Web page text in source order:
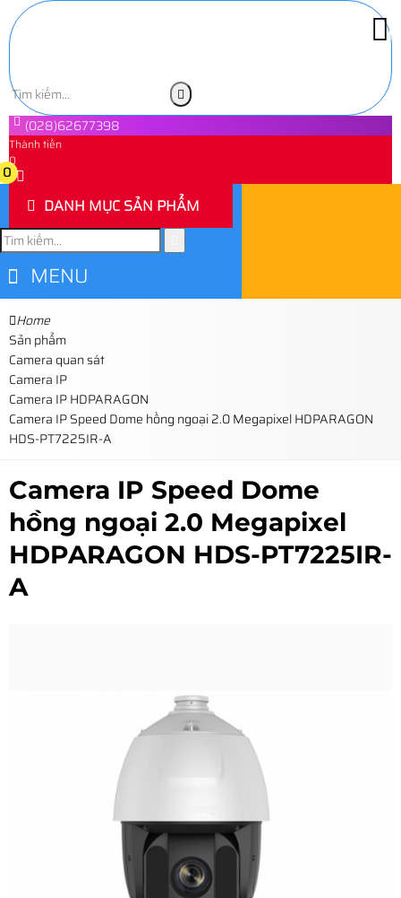
(028)62677398
Thành tiền
0
0
DANH MỤC SẢN PHẨM
MENU
Home
Sản phẩm
Camera quan sát
Camera IP
Camera IP HDPARAGON
Camera IP Speed Dome hồng ngoại 2.0 Megapixel HDPARAGON
HDS-PT7225IR-A
Camera IP Speed Dome
hồng ngoại 2.0 Megapixel
HDPARAGON HDS-PT7225IR-
A